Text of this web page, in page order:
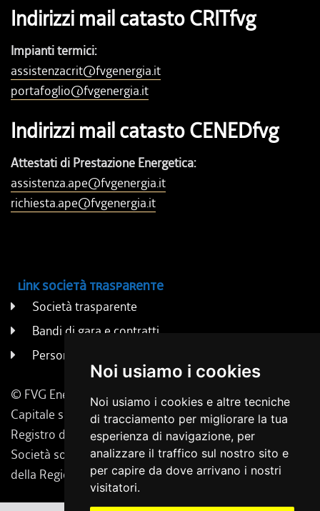
Noi usiamo i cookies
Noi usiamo i cookies e altre tecniche
di tracciamento per migliorare la tua
esperienza di navigazione, per
analizzare il traffico sul nostro sito e
per capire da dove arrivano i nostri
visitatori.
Indirizzi mail catasto CRITfvg
Impianti termici:
assistenzacrit@fvgenergia.it
portafoglio@fvgenergia.it
Indirizzi mail catasto CENEDfvg
Attestati di Prestazione Energetica:
assistenza.ape@fvgenergia.it
richiesta.ape@fvgenergia.it
Link società trasparente
Società trasparente
Bandi di gara e contratti
Persone e uffici
© FVG Energia S.p.A. - Tutti i diritti riservati
Capitale sociale 130.000 € i.v. | Codice Fiscale, Iscrizione
Registro delle Imprese di Udine 02431160304
Società soggetta a direzione e coordinamento da parte
della Regione Friuli Venezia Giulia.